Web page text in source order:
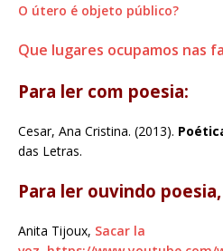
O útero é objeto público?
Que lugares ocupamos nas
Para ler com poesia:
Cesar, Ana Cristina. (2013).
das Letras.
Para ler ouvindo
Anita Tijoux, Sacar la